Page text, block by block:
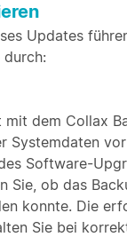
Updates
mit dem Collax
Systemdaten
Software-
Sie, ob das
konnte. Die
Sie bei